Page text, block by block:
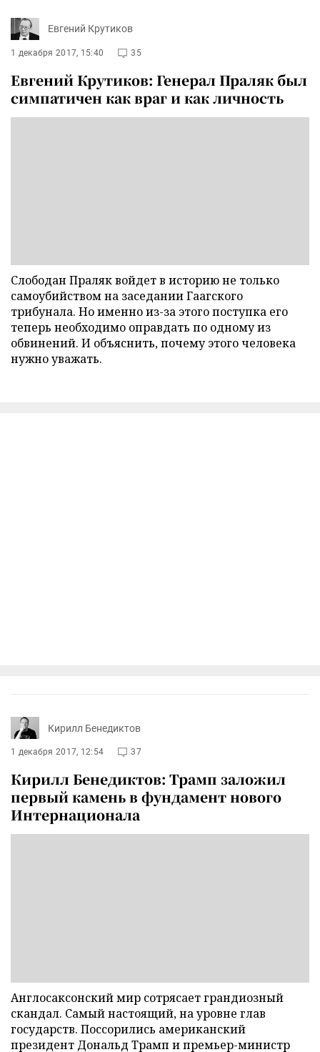
Евгений Крутиков
1 декабря 2017, 15:40 35
Евгений Крутиков: Генерал Праляк был
симпатичен как враг и как личность
Слободан Праляк войдет в историю не только
самоубийством на заседании Гаагского
трибунала. Но именно из-за этого поступка его
теперь необходимо оправдать по одному из
обвинений. И объяснить, почему этого человека
нужно уважать.
Кирилл Бенедиктов
1 декабря 2017, 12:54 37
Кирилл Бенедиктов: Трамп заложил
первый камень в фундамент нового
Интернационала
Англосаксонский мир сотрясает грандиозный
скандал. Самый настоящий, на уровне глав
государств. Поссорились американский
президент Дональд Трамп и премьер-министр